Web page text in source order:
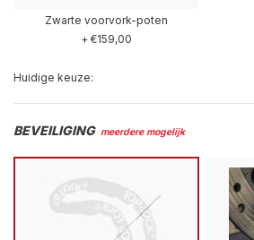
Zwarte voorvork-poten
+ €159,00
Huidige keuze:
BEVEILIGING meerdere mogelijk